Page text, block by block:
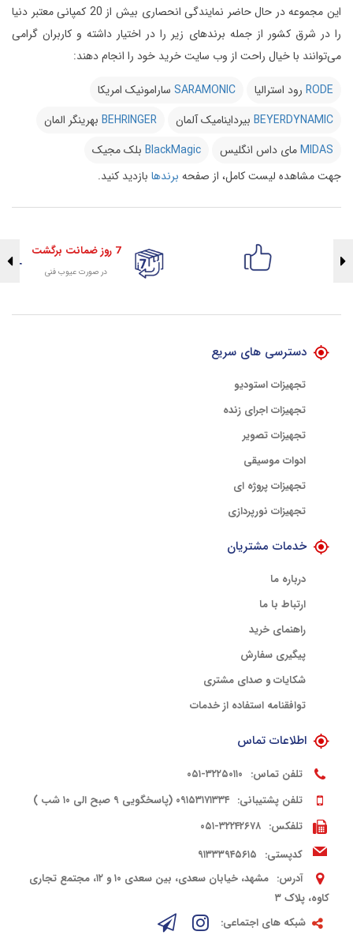
این مجموعه در حال حاضر نمایندگی انحصاری بیش از 20 کمپانی معتبر دنیا
را در شرق کشور از جمله برندهای زیر را در اختیار داشته و کاربران گرامی
می‌توانند با خیال راحت از وب سایت خرید خود را انجام دهند:
RODE رود استرالیا SARAMONIC سارامونیک امریکا
BEYERDYNAMIC بیرداینامیک آلمان BEHRINGER بهرینگر المان
MIDASمای داس انگلیس BlackMagic بلک مجیک
جهت مشاهده لیست کامل، از صفحه برندها بازدید کنید.
7 روز ضمانت برگشت
در صورت عیوب فنی
دسترسی های سریع
تجهیزات استودیو
تجهیزات اجرای زنده
تجهیزات تصویر
ادوات موسیقی
تجهیزات پروژه ای
تجهیزات نورپردازی
خدمات مشتریان
درباره ما
ارتباط با ما
راهنمای خرید
پیگیری سفارش
شکایات و صدای مشتری
توافقنامه استفاده از خدمات
اطلاعات تماس
تلفن تماس: ۳۲۲۵۰۱۱۰-۰۵۱
تلفن پشتیبانی: ۰۹۱۵۳۱۷۱۳۳۴ (پاسخگویی ۹ صبح الی ۱۰ شب )
تلفکس: ۳۲۲۴۲۶۷۸-۰۵۱
کدپستی: ۹۱۳۳۳۹۴۵۶۱۵
آدرس:
مشهد، خیابان سعدی، بین سعدی ۱۰ و ۱۲، مجتمع تجاری
کاوه، پلاک ۳
شبکه های اجتماعی: